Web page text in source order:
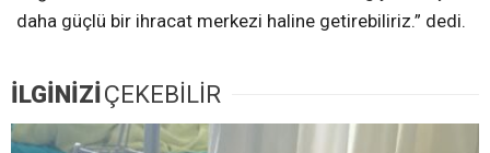
daha güçlü bir ihracat merkezi haline getirebiliriz.” dedi.
İLGİNİZİ ÇEKEBİLİR